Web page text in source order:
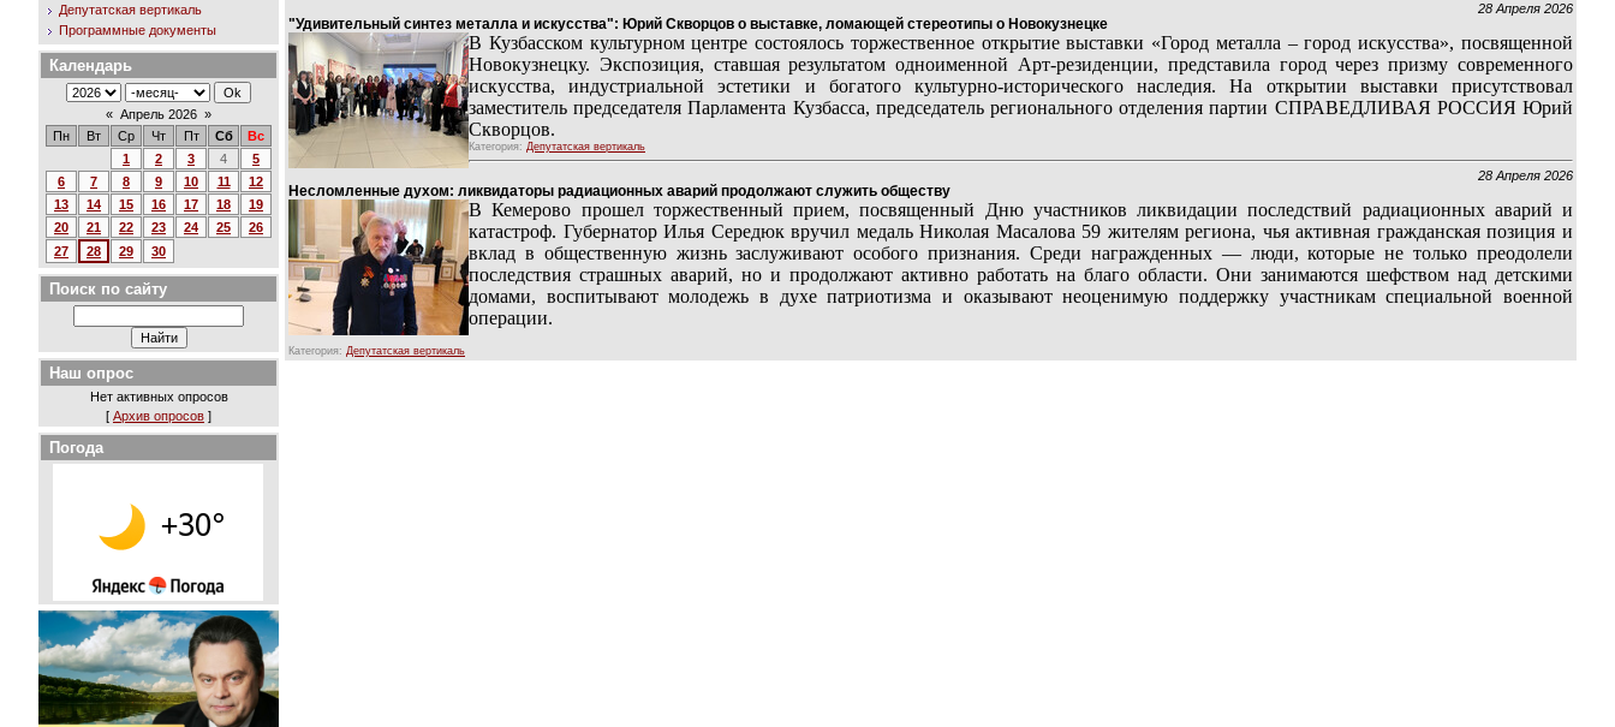
Депутатская вертикаль
Программные документы
Календарь
« Апрель 2026 »
Пн
Вт Ср Чт Пт Сб
Вс
1
2 3 4
5
6
7 8 9 10 11
12
13
14 15 16 17 18
19
20
21 22 23 24 25
26
27
28 29 30
Поиск по сайту
Наш опрос
Нет активных опросов
[ Архив опросов ]
Погода
28 Апреля 2026
"Удивительный синтез металла и искусства": Юрий Скворцов о выставке, ломающей стереотипы о Новокузнецке
В Кузбасском культурном центре состоялось торжественное открытие выставки «Город металла – город искусства», посвященной
Новокузнецку. Экспозиция, ставшая результатом одноименной Арт-резиденции, представила город через призму современного
искусства, индустриальной эстетики и богатого культурно-исторического наследия. На открытии выставки присутствовал
заместитель председателя Парламента Кузбасса, председатель регионального отделения партии СПРАВЕДЛИВАЯ РОССИЯ Юрий
Скворцов.
Категория: Депутатская вертикаль
28 Апреля 2026
Несломленные духом: ликвидаторы радиационных аварий продолжают служить обществу
В Кемерово прошел торжественный прием, посвященный Дню участников ликвидации последствий радиационных аварий и
катастроф. Губернатор Илья Середюк вручил медаль Николая Масалова 59 жителям региона, чья активная гражданская позиция и
вклад в общественную жизнь заслуживают особого признания. Среди награжденных — люди, которые не только преодолели
последствия страшных аварий, но и продолжают активно работать на благо области. Они занимаются шефством над детскими
домами, воспитывают молодежь в духе патриотизма и оказывают неоценимую поддержку участникам специальной военной
операции.
Категория: Депутатская вертикаль